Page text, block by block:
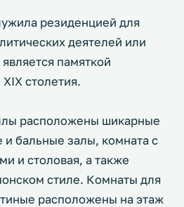
резиденцией для
деятелей или
памяткой
столетия.
расположены шикарные
и бальные залы, комната с
и столовая, а также
стиле. Комнаты для
расположены на этаж